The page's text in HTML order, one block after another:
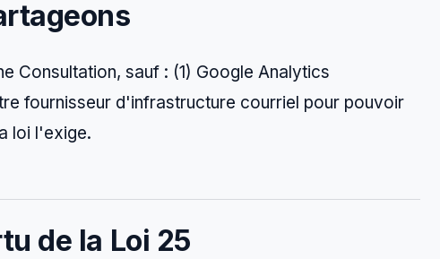
Consultation, sauf : (1) Google Analytics
fournisseur d'infrastructure courriel pour pouvoir
loi l'exige.
de la Loi 25